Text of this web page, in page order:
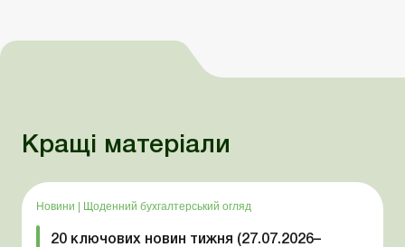
Кращі матеріали
Новини | Щоденний бухгалтерський огляд
20 ключових новин тижня (27.07.2026–